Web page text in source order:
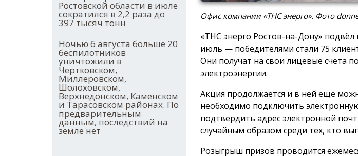
Ростовской области в июле
сократился в 2,2 раза до
397 тысяч тонн
Ночью 6 августа больше 20
беспилотников
уничтожили в
Чертковском,
Миллеровском,
Шолоховском,
Верхнедонском, Каменском
и Тарасовском районах. По
предварительным
данным, последствий на
земле нет
Офис компании «ТНС энерго». Фото
«ТНС энерго Ростов-на-Дону»
июль — победителями стали 75
Они получат на свои лицевые счета
электроэнергии.
Акция продолжается и в ней ещё
необходимо подключить
подтвердить адрес электронной
случайным образом среди тех, кто
Розыгрыш призов проводится